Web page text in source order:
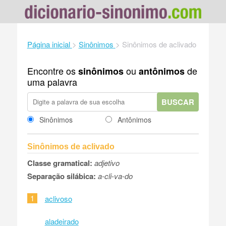
Página inicial > Sinônimos > Sinônimos de aclivado
Encontre ossinônimosou antônimosde
uma palavra
BUSCAR
Sinônimos Antônimos
Sinônimos de aclivado
Classe gramatical: adjetivo
Separação silábica: a-cli-va-do
1 aclivoso
aladeirado